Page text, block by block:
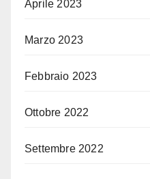
Aprile 2023
Marzo 2023
Febbraio 2023
Ottobre 2022
Settembre 2022